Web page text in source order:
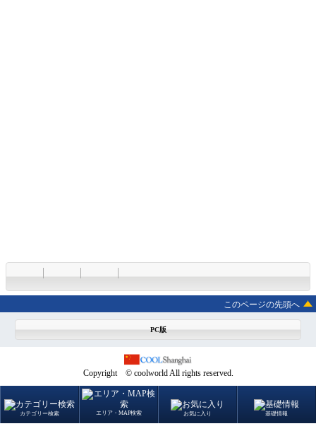
このページの先頭へ
PC版
Copyright © coolworld All rights reserved.
カテゴリー検索 エリア・MAP検索 お気に入り 基礎情報